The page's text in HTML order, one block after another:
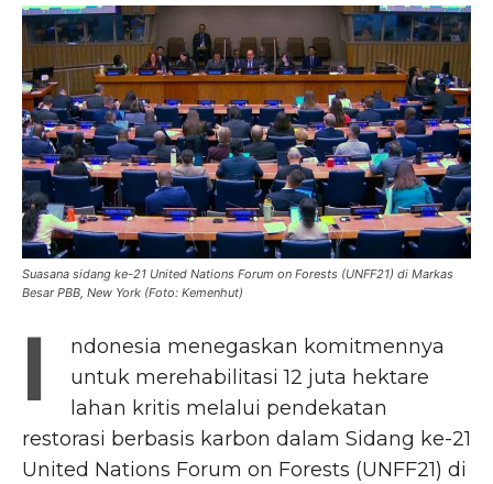
Suasana sidang ke-21 United Nations Forum on Forests (UNFF21) di Markas
Besar PBB, New York (Foto: Kemenhut)
I
ndonesia menegaskan komitmennya
untuk merehabilitasi 12 juta hektare
lahan kritis melalui pendekatan
restorasi berbasis karbon dalam Sidang ke-21
United Nations Forum on Forests (UNFF21) di